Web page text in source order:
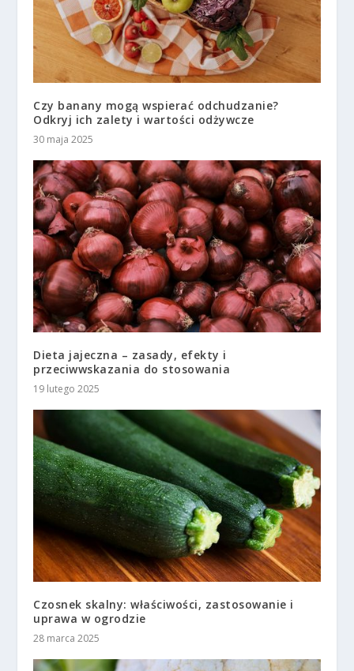
Czy banany mogą wspierać odchudzanie?
Odkryj ich zalety i wartości odżywcze
30 maja 2025
Dieta jajeczna – zasady, efekty i
przeciwwskazania do stosowania
19 lutego 2025
Czosnek skalny: właściwości, zastosowanie i
uprawa w ogrodzie
28 marca 2025